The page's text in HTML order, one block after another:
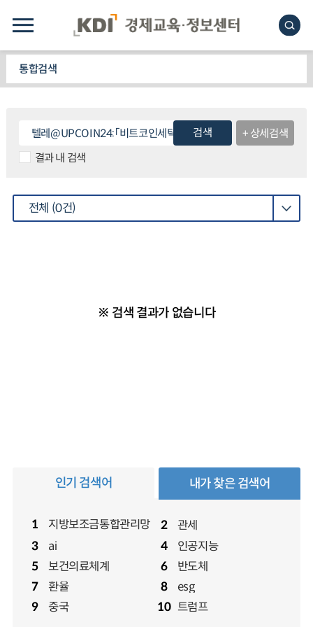
통합검색
검색
+ 상세검색
결과 내 검색
전체 (0건)
※ 검색 결과가 없습니다
인기 검색어
1 지방보조금통합관리망 2
관세
3
ai 4
인공지능
5
보건의료체계 6
반도체
7
환율 8
esg
9
중국 10 트럼프
내가 찾은 검색어